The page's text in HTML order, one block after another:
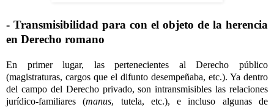
- Transmisibilidad para con el objeto de la herencia
en Derecho romano
En primer lugar, las pertenecientes al Derecho público
(magistraturas, cargos que el difunto desempeñaba, etc.). Ya dentro
del campo del Derecho privado, son intransmisibles las relaciones
jurídico-familiares (manus, tutela, etc.), e incluso algunas de